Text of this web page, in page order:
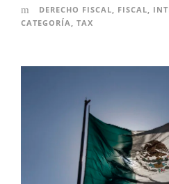
DERECHO FISCAL
FISCAL
CATEGORÍA, TAX